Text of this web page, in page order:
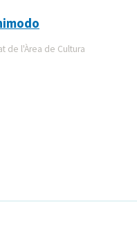
de l'Àrea de Cultura